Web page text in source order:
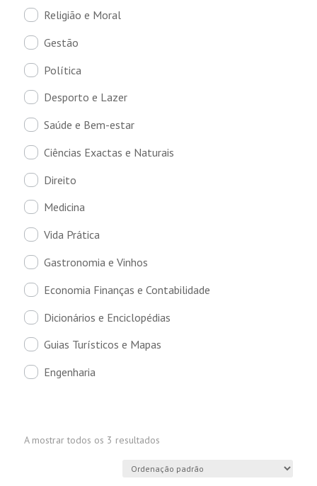
Religião e Moral
Gestão
Política
Desporto e Lazer
Saúde e Bem-estar
Ciências Exactas e Naturais
Direito
Medicina
Vida Prática
Gastronomia e Vinhos
Economia Finanças e Contabilidade
Dicionários e Enciclopédias
Guias Turísticos e Mapas
Engenharia
A mostrar todos os 3 resultados